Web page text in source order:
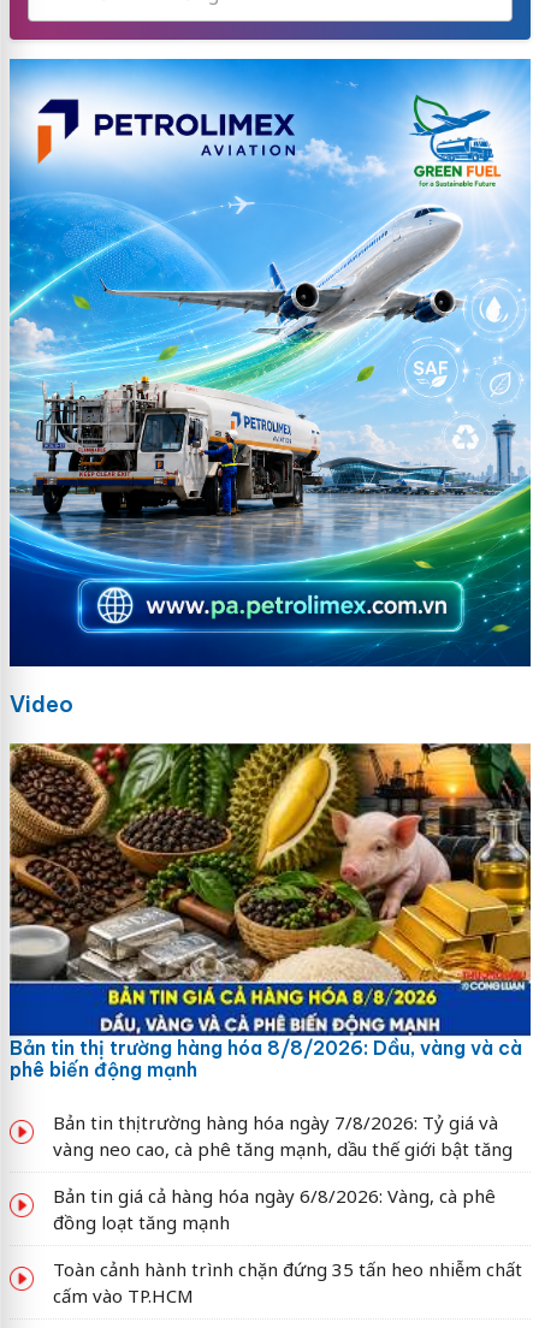
Video
Bản tin thị trường hàng hóa 8/8/2026: Dầu, vàng và cà
phê biến động mạnh
Bản tin thị trường hàng hóa ngày 7/8/2026: Tỷ giá và
vàng neo cao, cà phê tăng mạnh, dầu thế giới bật tăng
Bản tin giá cả hàng hóa ngày 6/8/2026: Vàng, cà phê
đồng loạt tăng mạnh
Toàn cảnh hành trình chặn đứng 35 tấn heo nhiễm chất
cấm vào TP.HCM